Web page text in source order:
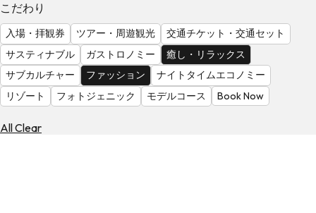
る
気
を
見
る
こだわり
入場・拝観券 ツアー・周遊観光
交通チケット・交通セット
サスティナブル
ガストロノミー
癒し・リラックス
サブカルチャー
ファッション
ナイトタイムエコノミー
リゾート
フォトジェニック モデルコース Book Now
All Clear